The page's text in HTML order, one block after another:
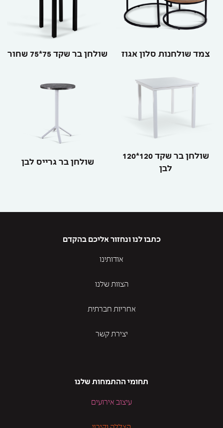
צמד שולחנות סלון אגוז שולחן בר שקד 75*75 שחור
שולחן בר שקד 120*120
לבן
שולחן בר גרייס לבן
כתבו לנו ונחזור אליכם בהקדם
אודותינו
הצוות שלנו
אחריות חברתית
יצירת קשר
תחומי ההתמחות שלנו
עיצוב אירועים